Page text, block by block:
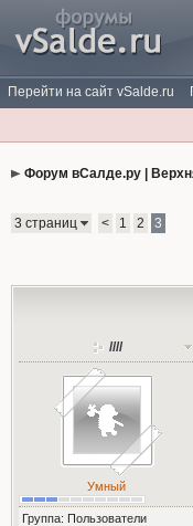
Перейти на сайт vSalde.ru
Форум вСалде.ру |
3 страниц < 1 2 3
////
Умный
Группа: Пользователи